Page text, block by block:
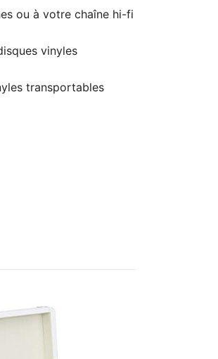
ou à votre chaîne hi-fi
vinyles
transportables